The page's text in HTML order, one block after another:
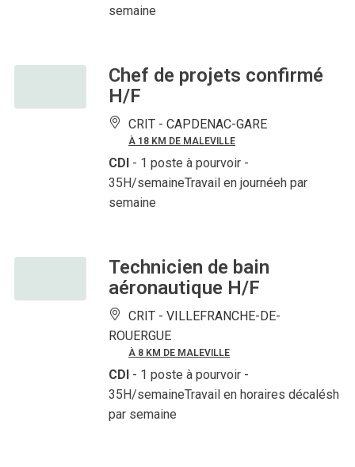
semaine
Chef de projets confirmé
H/F
CRIT - CAPDENAC-GARE
À 18 KM DE MALEVILLE
CDI - 1 poste à pourvoir -
35H/semaineTravail en journéeh par
semaine
Technicien de bain
aéronautique H/F
CRIT - VILLEFRANCHE-DE-
ROUERGUE
À 8 KM DE MALEVILLE
CDI - 1 poste à pourvoir -
35H/semaineTravail en horaires décalésh
par semaine